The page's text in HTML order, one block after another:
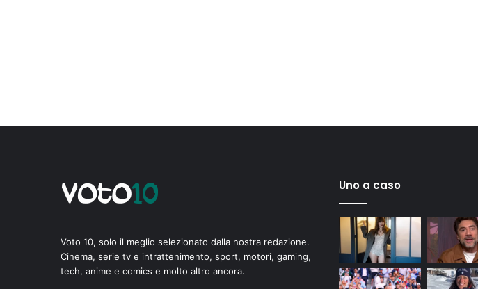
Voto 10, solo il meglio selezionato dalla nostra redazione.
Cinema, serie tv e intrattenimento, sport, motori, gaming,
tech, anime e comics e molto altro ancora.
Uno a caso